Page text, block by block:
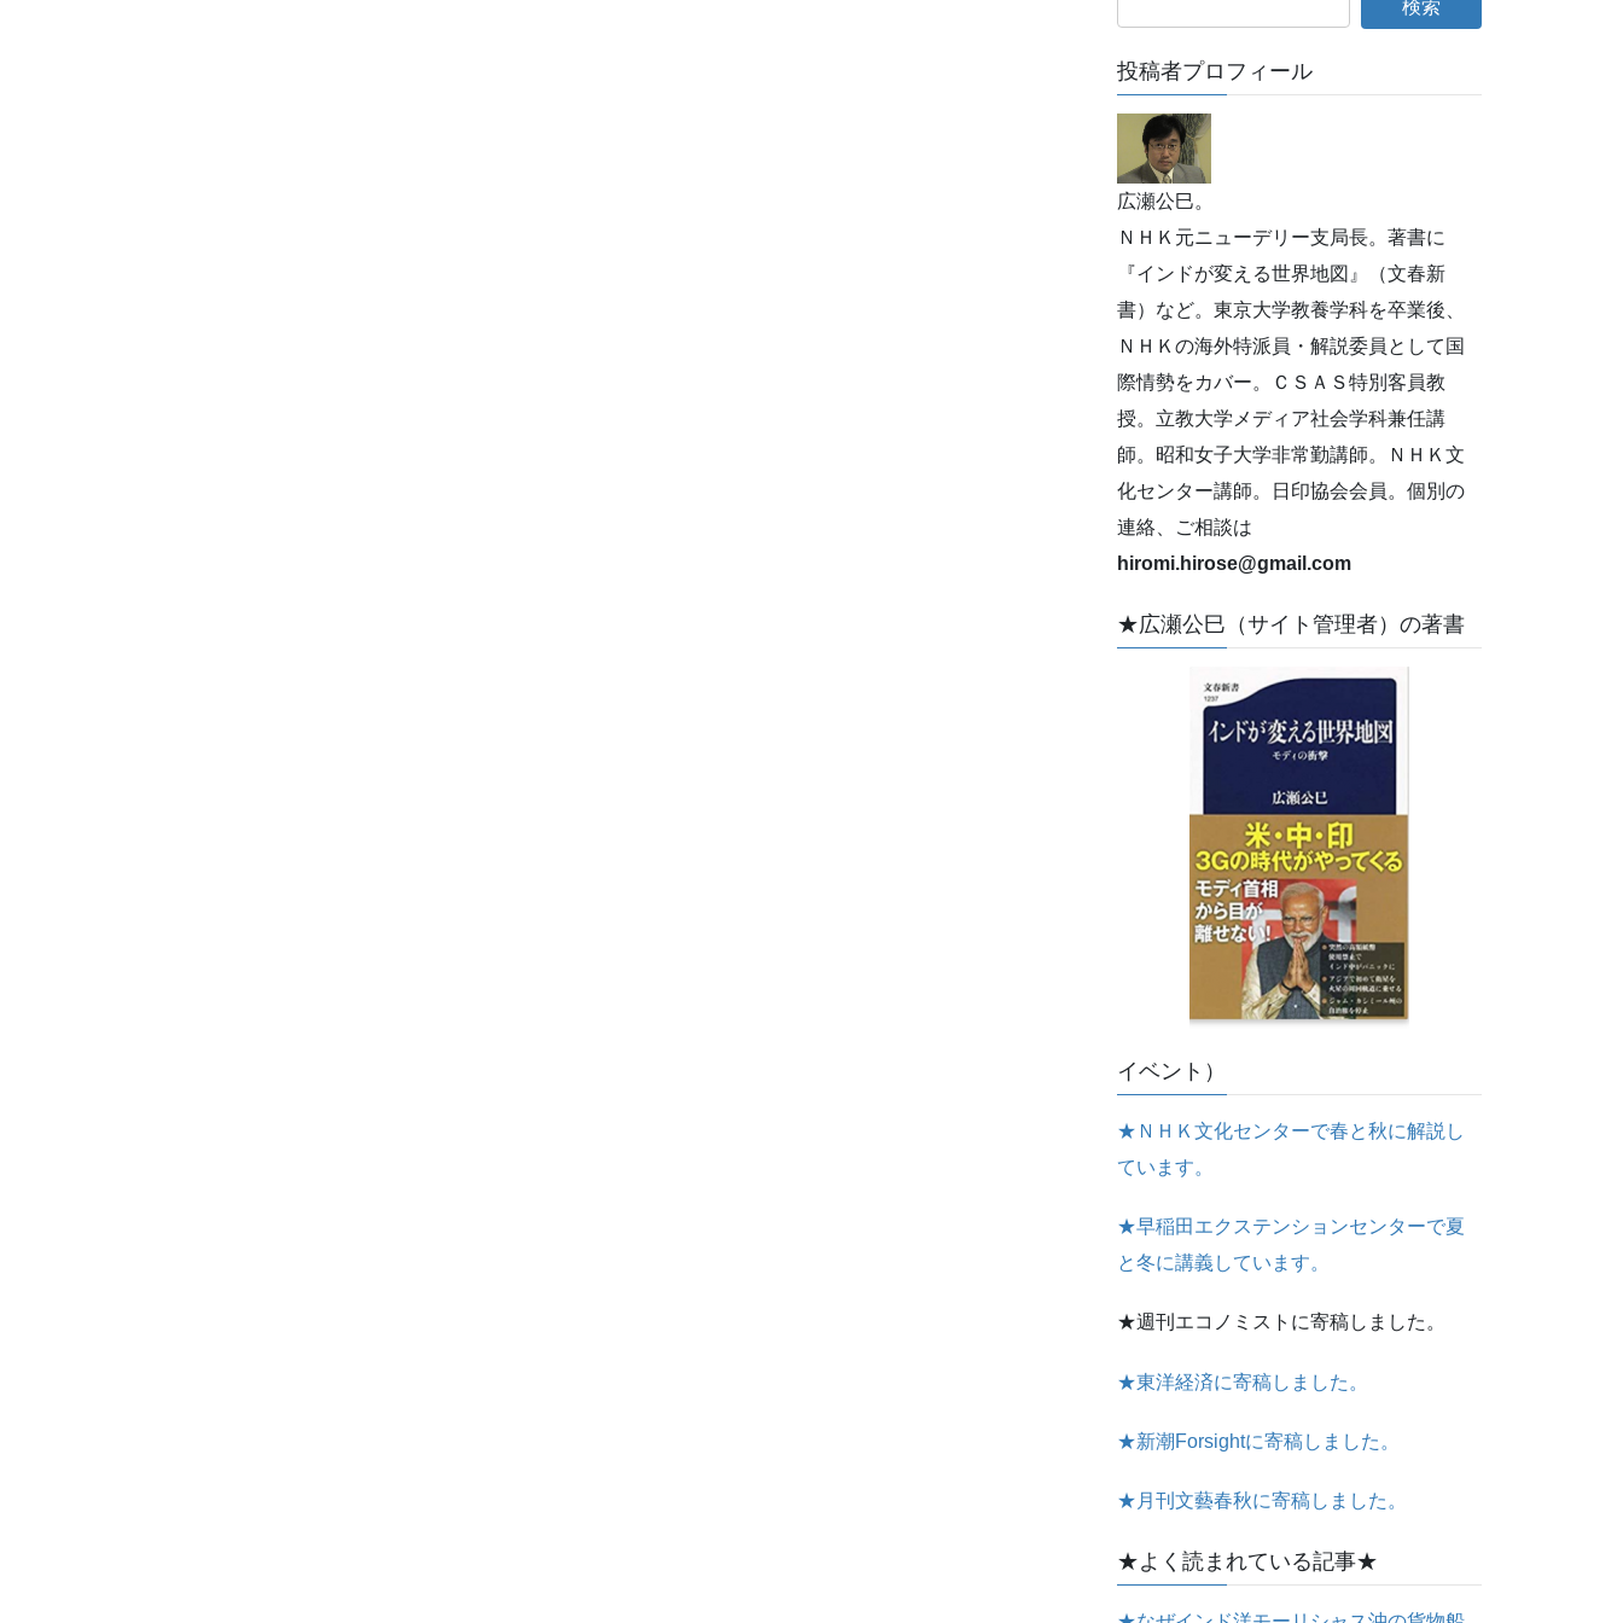
投稿者プロフィール
広瀬公巳。
ＮＨＫ元ニューデリー支局長。著書に
『インドが変える世界地図』（文春新
書）など。東京大学教養学科を卒業後、
ＮＨＫの海外特派員・解説委員として国
際情勢をカバー。ＣＳＡＳ特別客員教
授。立教大学メディア社会学科兼任講
師。昭和女子大学非常勤講師。ＮＨＫ文
化センター講師。日印協会会員。個別の
連絡、ご相談は
hiromi.hirose@gmail.com
★広瀬公巳（サイト管理者）の著書
イベント）
★ＮＨＫ文化センターで春と秋に解説し
ています。
★早稲田エクステンションセンターで夏
と冬に講義しています。
★週刊エコノミストに寄稿しました。
★東洋経済に寄稿しました。
★新潮Forsightに寄稿しました。
★月刊文藝春秋に寄稿しました。
★よく読まれている記事★